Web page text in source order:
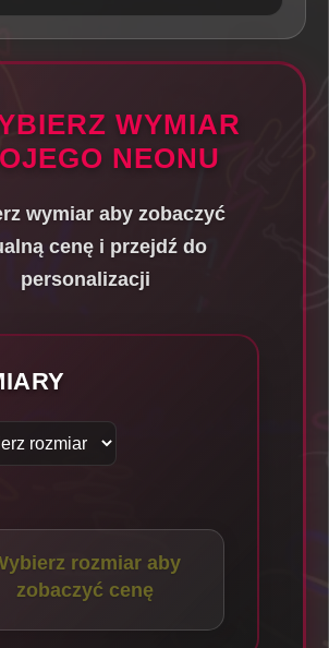
WYMIAR
NEONU
wymiar aby zobaczyć
cenę i przejdź do
personalizacji
rozmiar aby
zobaczyć cenę